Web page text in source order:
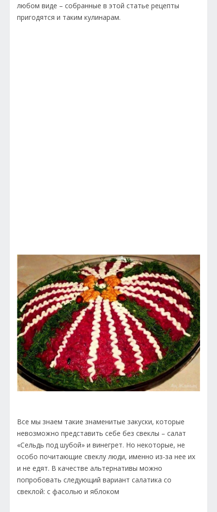
любом виде – собранные в этой статье рецепты
пригодятся и таким кулинарам.
Все мы знаем такие знаменитые закуски, которые
невозможно представить себе без свеклы – салат
«Сельдь под шубой» и винегрет. Но некоторые, не
особо почитающие свеклу люди, именно из-за нее их
и не едят. В качестве альтернативы можно
попробовать следующий вариант салатика со
свеклой: с фасолью и яблоком